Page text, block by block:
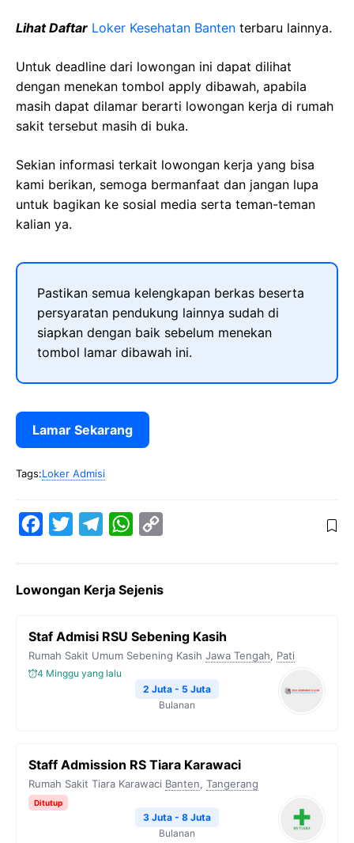
Lihat Daftar Loker Kesehatan Banten terbaru lainnya.
Untuk deadline dari lowongan ini dapat dilihat
dengan menekan tombol apply dibawah, apabila
masih dapat dilamar berarti lowongan kerja di rumah
sakit tersebut masih di buka.
Sekian informasi terkait lowongan kerja yang bisa
kami berikan, semoga bermanfaat dan jangan lupa
untuk bagikan ke sosial media serta teman-teman
kalian ya.
Pastikan semua kelengkapan berkas beserta
persyaratan pendukung lainnya sudah di
siapkan dengan baik sebelum menekan
tombol lamar dibawah ini.
Lamar Sekarang
Tags:Loker Admisi
e
o
o
t
e
e
r
a
W
t
A
y
i
n
k
Lowongan Kerja Sejenis
Staf Admisi RSU Sebening Kasih
Rumah Sakit Umum Sebening Kasih Jawa Tengah, Pati
4 Minggu yang lalu
2 Juta - 5 Juta
Bulanan
Staff Admission RS Tiara Karawaci
Rumah Sakit Tiara Karawaci Banten, Tangerang
Ditutup
3 Juta - 8 Juta
Bulanan